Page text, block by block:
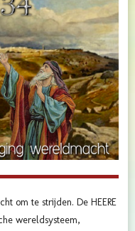
om te strijden. De HEERE
wereldsysteem,